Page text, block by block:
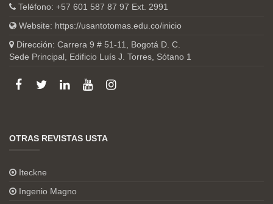
Teléfono: +57 601 587 87 97 Ext. 2991
Website: https://usantotomas.edu.co/inicio
Dirección: Carrera 9 # 51-11, Bogotá D. C.
Sede Principal, Edificio Luís J. Torres, Sótano 1
OTRAS REVISTAS USTA
Iteckne
Ingenio Magno